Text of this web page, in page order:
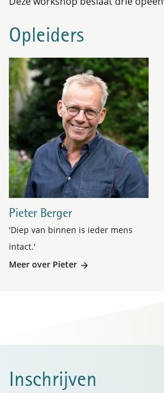
Opleiders
Pieter Berger
'Diep van binnen is ieder mens
intact.'
Meer over Pieter
Inschrijven